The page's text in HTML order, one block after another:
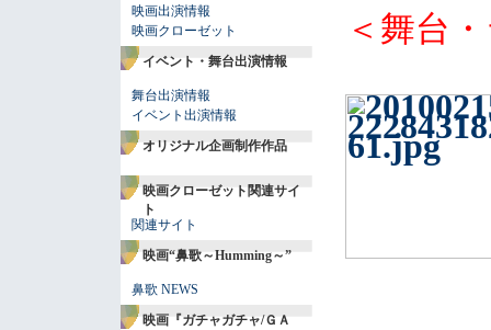
映画出演情報
映画クローゼット
イベント・舞台出演情報
舞台出演情報
イベント出演情報
オリジナル企画制作作品
映画クローゼット関連サイ
ト
関連サイト
映画“鼻歌～Humming～”
鼻歌 NEWS
映画『ガチャガチャ/ＧＡ
＜舞台